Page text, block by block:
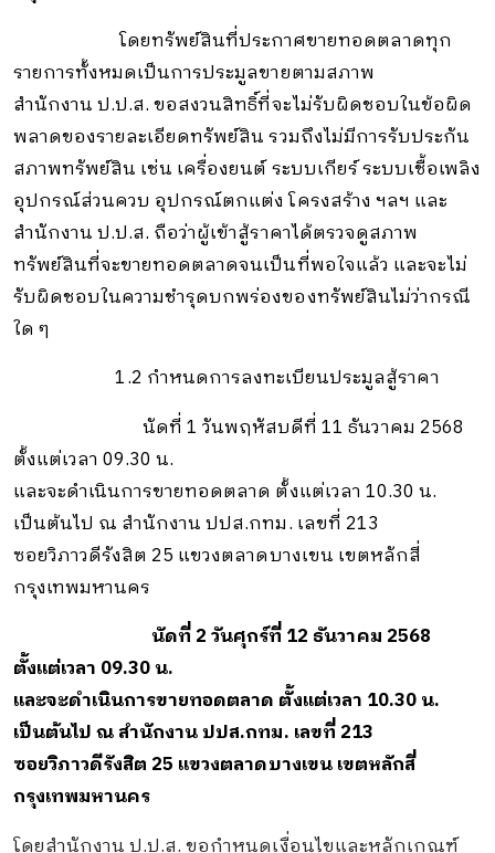
โดยทรัพย์สินที่ประกาศขายทอดตลาดทุก
รายการทั้งหมดเป็นการประมูลขายตามสภาพ
สำนักงาน ป.ป.ส.ขอสงวนสิทธิ์ที่จะไม่รับผิดชอบในข้อผิด
พลาดของรายละเอียดทรัพย์สิน รวมถึงไม่มีการรับประกัน
สภาพทรัพย์สิน เช่น เครื่องยนต์ ระบบเกียร์ ระบบเชื้อเพลิง
อุปกรณ์ส่วนควบ อุปกรณ์ตกแต่ง โครงสร้าง ฯลฯ และ
สำนักงาน ป.ป.ส. ถือว่าผู้เข้าสู้ราคาได้ตรวจดูสภาพ
ทรัพย์สินที่จะขายทอดตลาดจนเป็นที่พอใจแล้ว และจะไม่
รับผิดชอบในความชำรุดบกพร่องของทรัพย์สินไม่ว่ากรณี
ใด ๆ
1.2 กำหนดการลงทะเบียนประมูลสู้ราคา
นัดที่ 1 วันพฤหัสบดีที่ 11 ธันวาคม 2568
ตั้งแต่เวลา 09.30 น.
และจะดำเนินการขายทอดตลาด ตั้งแต่เวลา 10.30 น.
เป็นต้นไป ณ สำนักงาน ปปส.กทม. เลขที่ 213
ซอยวิภาวดีรังสิต 25 แขวงตลาดบางเขน เขตหลักสี่
กรุงเทพมหานคร
นัดที่ 2 วันศุกร์ที่ 12 ธันวาคม 2568
ตั้งแต่เวลา 09.30 น.
และจะดำเนินการขายทอดตลาด ตั้งแต่เวลา 10.30 น.
เป็นต้นไป ณ สำนักงาน ปปส.กทม. เลขที่ 213
ซอยวิภาวดีรังสิต 25 แขวงตลาดบางเขน เขตหลักสี่
กรุงเทพมหานคร
โดยสำนักงาน ป.ป.ส. ขอกำหนดเงื่อนไขและหลักเกณฑ์